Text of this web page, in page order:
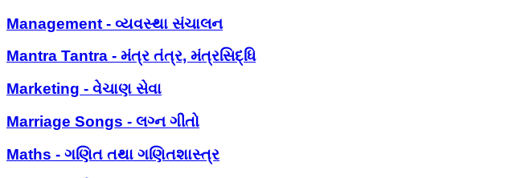
Management - વ્યવસ્થા સંચાલન
Mantra Tantra - મંત્ર તંત્ર, મંત્રસિદ્ધિ
Marketing - વેચાણ સેવા
Marriage Songs - લગ્ન ગીતો
Maths - ગણિત તથા ગણિતશાસ્ત્ર